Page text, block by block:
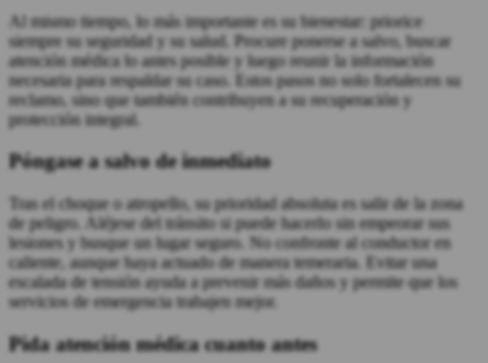
Al mismo tiempo, lo más importante es su bienestar: priorice
siempre su seguridad y su salud. Procure ponerse a salvo, buscar
atención médica lo antes posible y luego reunir la información
necesaria para respaldar su caso. Estos pasos no solo fortalecen su
reclamo, sino que también contribuyen a su recuperación y
protección integral.
Póngase a salvo de inmediato
Tras el choque o atropello, su prioridad absoluta es salir de la zona
de peligro. Aléjese del tránsito si puede hacerlo sin empeorar sus
lesiones y busque un lugar seguro. No confronte al conductor en
caliente, aunque haya actuado de manera temeraria. Evitar una
escalada de tensión ayuda a prevenir más daños y permite que los
servicios de emergencia trabajen mejor.
Pida atención médica cuanto antes